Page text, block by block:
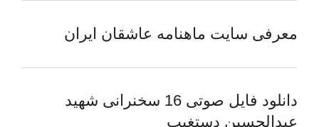
معرفی سایت ماهنامه عاشقان ایران
دانلود فایل صوتی 16 سخنرانی شهید
عبدالحسین دستغیب